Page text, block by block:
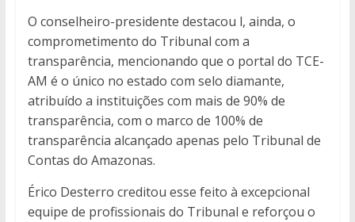
O conselheiro-presidente destacou l, ainda, o
comprometimento do Tribunal com a
transparência, mencionando que o portal do TCE-
AM é o único no estado com selo diamante,
atribuído a instituições com mais de 90% de
transparência, com o marco de 100% de
transparência alcançado apenas pelo Tribunal de
Contas do Amazonas.
Érico Desterro creditou esse feito à excepcional
equipe de profissionais do Tribunal e reforçou o